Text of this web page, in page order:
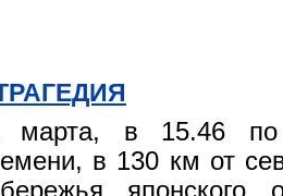
марта, в 15.46 по
в 130 км от